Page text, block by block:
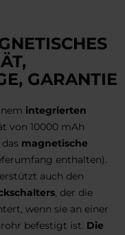
GARANTIE
integrierten
von 10000 mAh
magnetische
enthalten).
auch den
, der die
wenn sie an einer
befestigt ist. Die